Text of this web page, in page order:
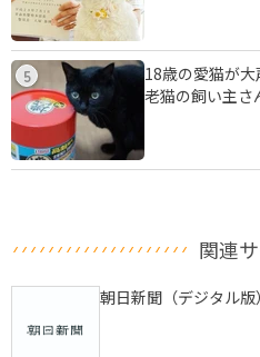
5
18歳の愛猫が
老猫の飼い主さ
関連
朝日新聞（デジタル版）